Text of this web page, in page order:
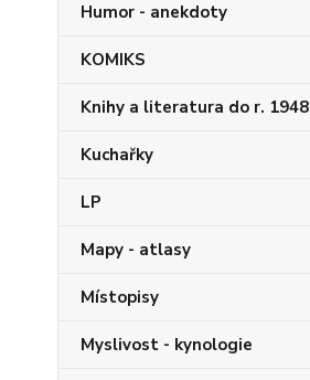
Humor - anekdoty
KOMIKS
Knihy a literatura do r. 1948
Kuchařky
LP
Mapy - atlasy
Místopisy
Myslivost - kynologie